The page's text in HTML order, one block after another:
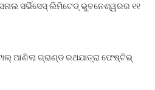
ସର୍ଭିସେସ୍ ଲିମିଟେଡ୍ ଭୁବନେଶ୍ୱରର ୧୧
ଆଣିଲା ଗ୍ରାଣ୍ଡ ରଥଯାତ୍ରା ଫେଷ୍ଟିଭ୍